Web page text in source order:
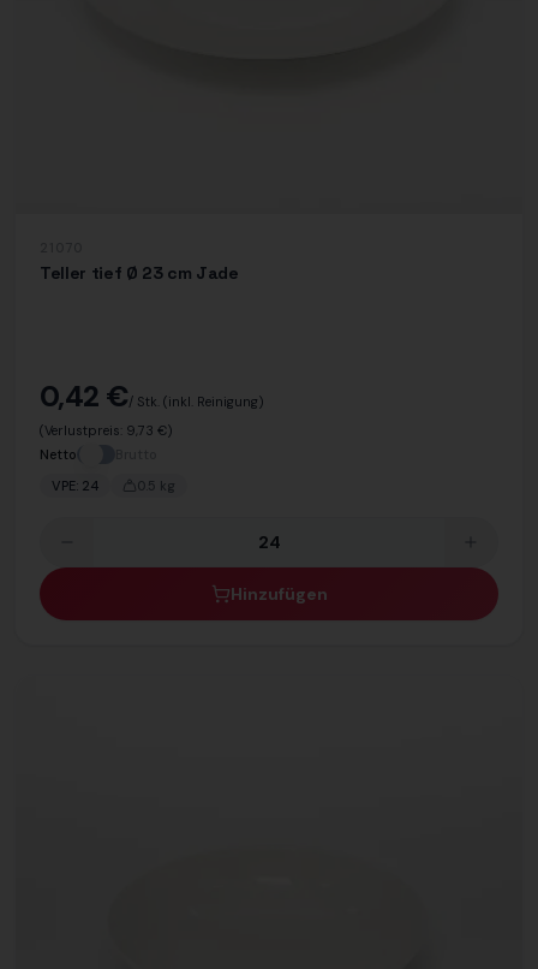
Teller tief Ø 23 cm Jade
0,42 €/ Stk.(inkl. Reinigung)
(Verlustpreis: 9,73 €)
Netto
VPE: 24 0.5 kg
Hinzufügen